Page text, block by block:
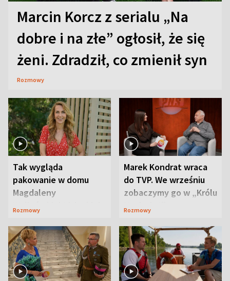
Marcin Korcz z serialu „Na
dobre i na złe” ogłosił, że się
żeni. Zdradził, co zmienił syn
Rozmowy
Tak wygląda
pakowanie w domu
Magdaleny
Waligórskiej-Lisieckiej.
Rozmowy
Marek Kondrat wraca
do TVP. We wrześniu
zobaczymy go w „Królu
Maciusiu I”
Rozmowy